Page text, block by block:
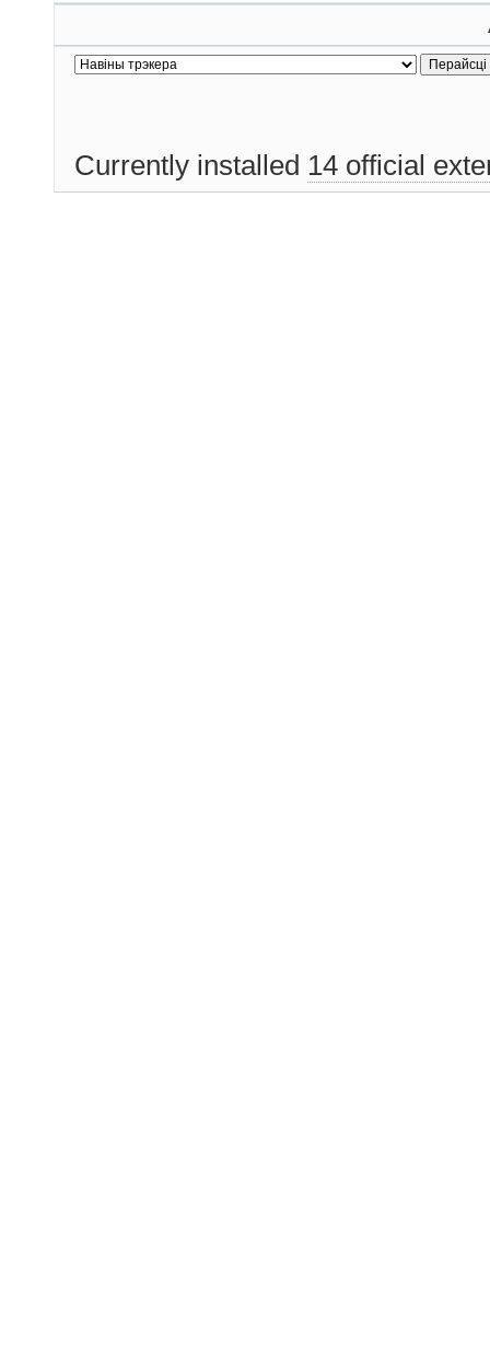
Currently installed 14 official